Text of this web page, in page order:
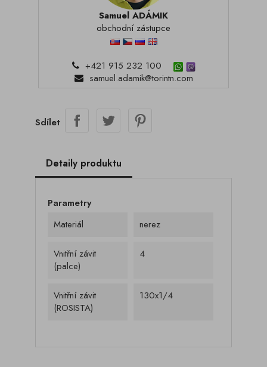
Samuel ADÁMIK
obchodní zástupce
+421 915 232 100
samuel.adamik@torintn.com
Sdílet
Detaily produktu
Parametry
Materiál
nerez
Vnitřní závit
(palce)
4
Vnitřní závit
(ROSISTA)
130x1/4